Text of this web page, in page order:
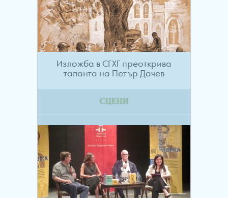
Изложба в СГХГ преоткрива
таланта на Петър Дачев
СЦЕНИ